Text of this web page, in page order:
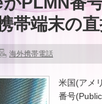
帯端末の
海外携帯電話
米国(アメ
番号